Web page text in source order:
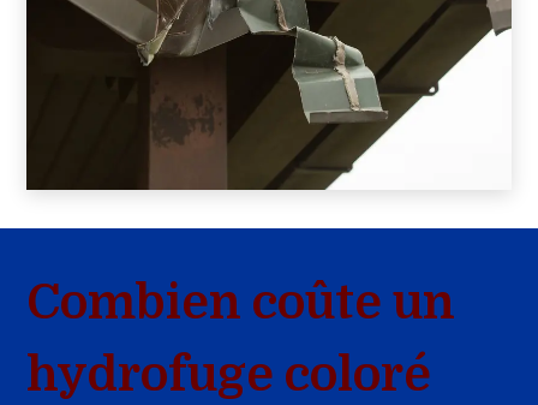
Combien coûte un
hydrofuge coloré